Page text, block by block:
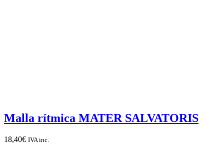
Malla rítmica MATER SALVATORIS
18,40€ IVA inc.